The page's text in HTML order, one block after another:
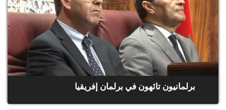
برلمانيون تائهون في برلمان إفريقيا